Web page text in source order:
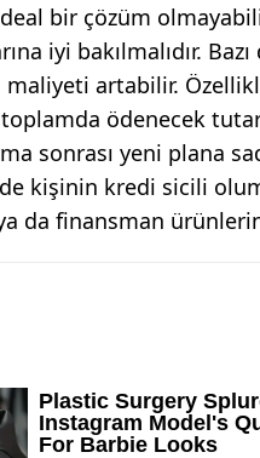
bir çözüm
iyi bakılmalıdır.
artabilir.
ödenecek
sonrası yeni plana
kişinin kredi sicili
da finansman